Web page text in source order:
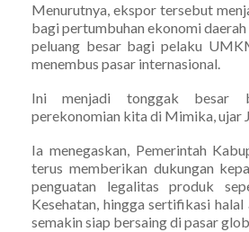
Menurutnya, ekspor tersebut
bagi pertumbuhan ekonomi
peluang besar bagi pelaku
menembus pasar internasional.
Ini menjadi tonggak besar
perekonomian kita di Mimika, ujar
Ia menegaskan, Pemerintah
terus memberikan dukungan
penguatan legalitas produk
Kesehatan, hingga sertifikasi
semakin siap bersaing di pasar